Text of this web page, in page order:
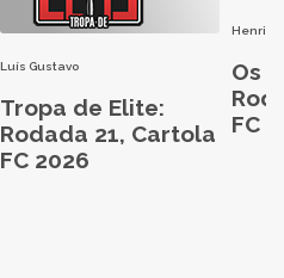
Luís Gustavo
Tropa de Elite:
Rodada 21, Cartola
FC 2026
Henri
Os
FC